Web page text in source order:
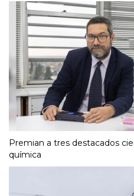
Premian a tres destacados
química